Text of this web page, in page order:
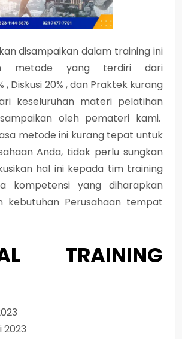
disampaikan dalam training ini
metode yang terdiri dari
, Diskusi 20% , dan Praktek kurang
keseluruhan materi pelatihan
oleh pemateri kami.
metode ini kurang tepat untuk
Anda, tidak perlu sungkan
hal ini kepada tim training
kompetensi yang diharapkan
kebutuhan Perusahaan tempat
TRAINING
2023